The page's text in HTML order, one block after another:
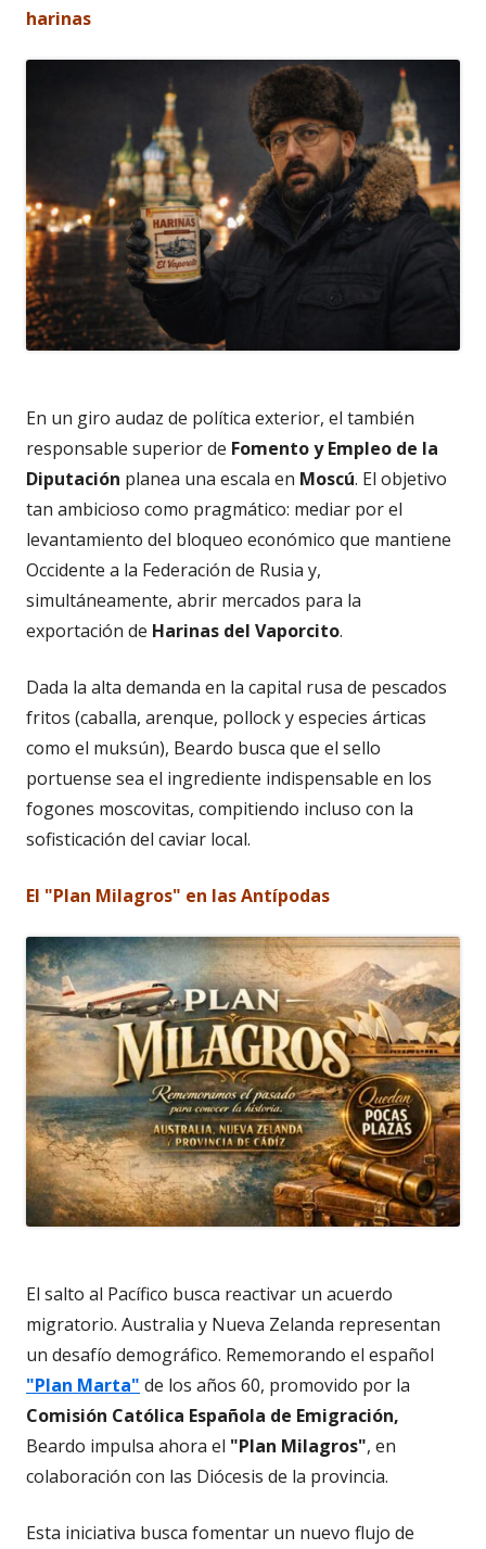
harinas
En un giro audaz de política exterior, el también
responsable superior de Fomento y Empleo de la
Diputación planea una escala en Moscú. El objetivo
tan ambicioso como pragmático: mediar por el
levantamiento del bloqueo económico que mantiene
Occidente a la Federación de Rusia y,
simultáneamente, abrir mercados para la
exportación de Harinas del Vaporcito.
Dada la alta demanda en la capital rusa de pescados
fritos (caballa, arenque, pollock y especies árticas
como el muksún), Beardo busca que el sello
portuense sea el ingrediente indispensable en los
fogones moscovitas, compitiendo incluso con la
sofisticación del caviar local.
El "Plan Milagros" en las Antípodas
El salto al Pacífico busca reactivar un acuerdo
migratorio. Australia y Nueva Zelanda representan
un desafío demográfico. Rememorando el español
"Plan Marta" de los años 60, promovido por la
Comisión Católica Española de Emigración,
Beardo impulsa ahora el "Plan Milagros", en
colaboración con las Diócesis de la provincia.
Esta iniciativa busca fomentar un nuevo flujo de